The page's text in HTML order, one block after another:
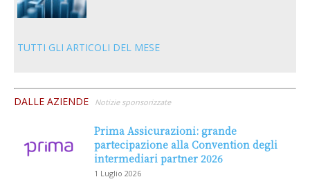
TUTTI GLI ARTICOLI DEL MESE
DALLE AZIENDE Notizie sponsorizzate
Prima Assicurazioni: grande
partecipazione alla Convention degli
intermediari partner 2026
1 Luglio 2026